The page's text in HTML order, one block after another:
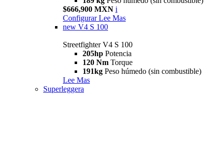
$666,900 MXN i
Configurar Lee Mas
new V4 S 100
Streetfighter V4 S 100
205hp Potencia
120 Nm Torque
191kg Peso húmedo (sin combustible)
Lee Mas
Superleggera